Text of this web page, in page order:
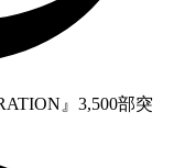
』3,500部突